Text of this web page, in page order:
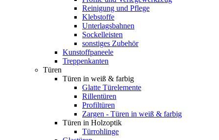
Reinigung und Pflege
Klebstoffe
Unterlagsbahnen
Sockelleisten
sonstiges Zubehör
Kunstoffpaneele
Treppenkanten
Türen
Türen in weiß & farbig
Glatte Türelemente
Rillentüren
Profiltüren
Zargen - Türen in weiß & farbig
Türen in Holzoptik
Türrohlinge